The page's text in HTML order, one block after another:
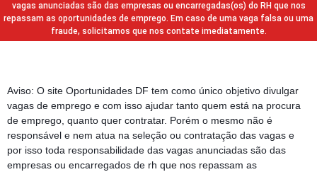
vagas anunciadas são das empresas ou encarregadas(os) do RH que nos
repassam as oportunidades de emprego. Em caso de uma vaga falsa ou uma
fraude, solicitamos que nos contate imediatamente.
Aviso: O site Oportunidades DF tem como único objetivo divulgar
vagas de emprego e com isso ajudar tanto quem está na procura
de emprego, quanto quer contratar. Porém o mesmo não é
responsável e nem atua na seleção ou contratação das vagas e
por isso toda responsabilidade das vagas anunciadas são das
empresas ou encarregados de rh que nos repassam as